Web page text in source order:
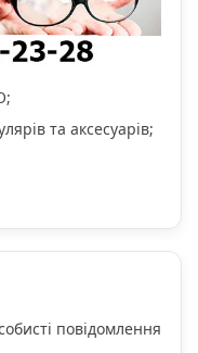
та аксесуарів;
повідомлення